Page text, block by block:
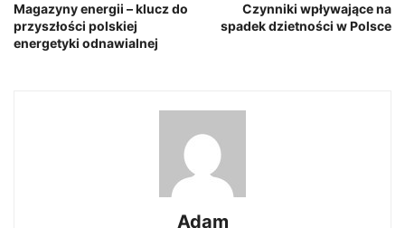
Magazyny energii – klucz do
przyszłości polskiej
energetyki odnawialnej
Czynniki wpływające na
spadek dzietności w Polsce
Adam